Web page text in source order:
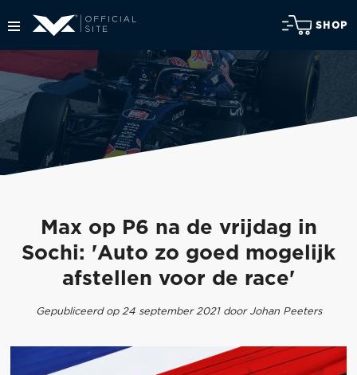
SHOP
Max op P6 na de vrijdag in
Sochi: 'Auto zo goed mogelijk
afstellen voor de race'
Gepubliceerd op 24 september 2021 door Johan Peeters